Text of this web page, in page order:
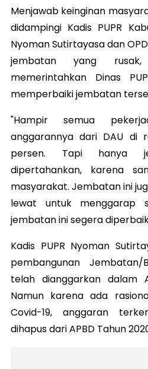
Menjawab keinginan
didampingi Kadis PUPR
Nyoman Sutirtayasa dan
jembatan yang
memerintahkan Dinas
memperbaiki jembatan
"Hampir semua
anggarannya dari DAU di
persen. Tapi hanya
dipertahankan, karena
masyarakat. Jembatan ini
lewat untuk menggarap
jembatan ini segera
Kadis PUPR Nyoman
pembangunan
telah dianggarkan dalam
Namun karena ada
Covid-19, anggaran
dihapus dari APBD Tahun